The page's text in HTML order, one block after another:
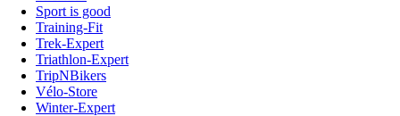
Sport is good
Training-Fit
Trek-Expert
Triathlon-Expert
TripNBikers
Vélo-Store
Winter-Expert